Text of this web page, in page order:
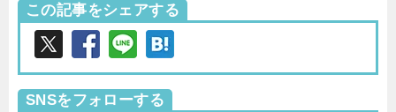
この記事をシェアする
SNSをフォローする